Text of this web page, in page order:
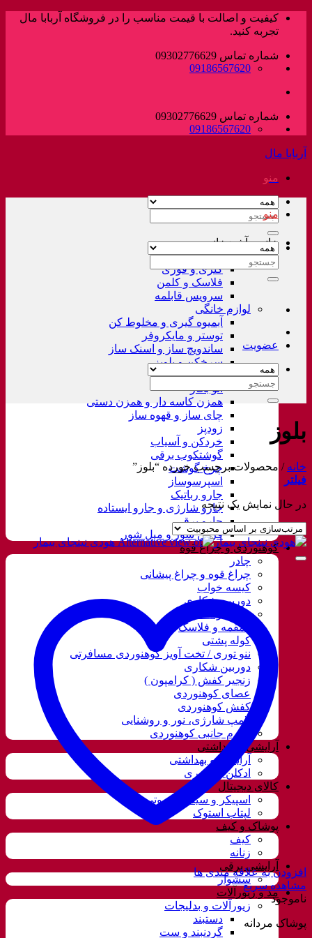
پرش
کیفیت و اصالت با قیمت مناسب را در فروشگاه آربابا مال
تجربه کنید.
شماره تماس 09302776629
09186567620
شماره تماس 09302776629
09186567620
آربابا مال
منو
جستجو
خانه و آشپزخانه
لوازم خانگی غیر برقی
کتری و قوری
فلاسک و کلمن
سرویس قابلمه
لوازم خانگی
آبمیوه گیری و مخلوط کن
توستر و مایکروفر
ساندویچ ساز و اسنک ساز
سرخکن و پلوپز
غذاساز
اتو بخار
همزن کاسه دار و همزن دستی
چای ساز و قهوه ساز
زودپز
خردکن و آسیاب
گوشتکوب برقی
چرخ گوشت
اسپرسوساز
جارو رباتیک
جارو شارژی و جارو ایستاده
جارو برقی
فرش شور و مبل شور
کوهنوردی و چراغ قوه
چادر
چراغ قوه و چراغ پیشانی
کیسه خواب
دوربین شکاری
زیرانداز سفری
قمقمه و فلاسک
کوله پشتی
ننو توری / تخت آویز کوهنوردی مسافرتی
دوربین شکاری
زنجیر کفش ( کرامپون )
عصای کوهنوردی
کفش کوهنوردی
لامپ شارژی، نور و روشنایی
لوازم جانبی کوهنوردی
آرایشی و بهداشتی
آرایشی و بهداشتی
ادکلن و اسپری
کالای دیجیتال
اسپیکر و سیستم صوتی
لپتاب استوک
پوشاک و کیف
کیف
زنانه
آرایشی برقی
سشوار
مد و زیورآلات
زیورآلات و بدلیجات
دستبند
گردنبند و ست
منو
جستجو
عضویت
جستجو
بلوز
خانه / محصولات برچسب خورده “بلوز”
فیلتر
در حال نمایش یک نتیجه
افزودن به علاقه مندی ها
مشاهده سریع
ناموجود
پوشاک مردانه